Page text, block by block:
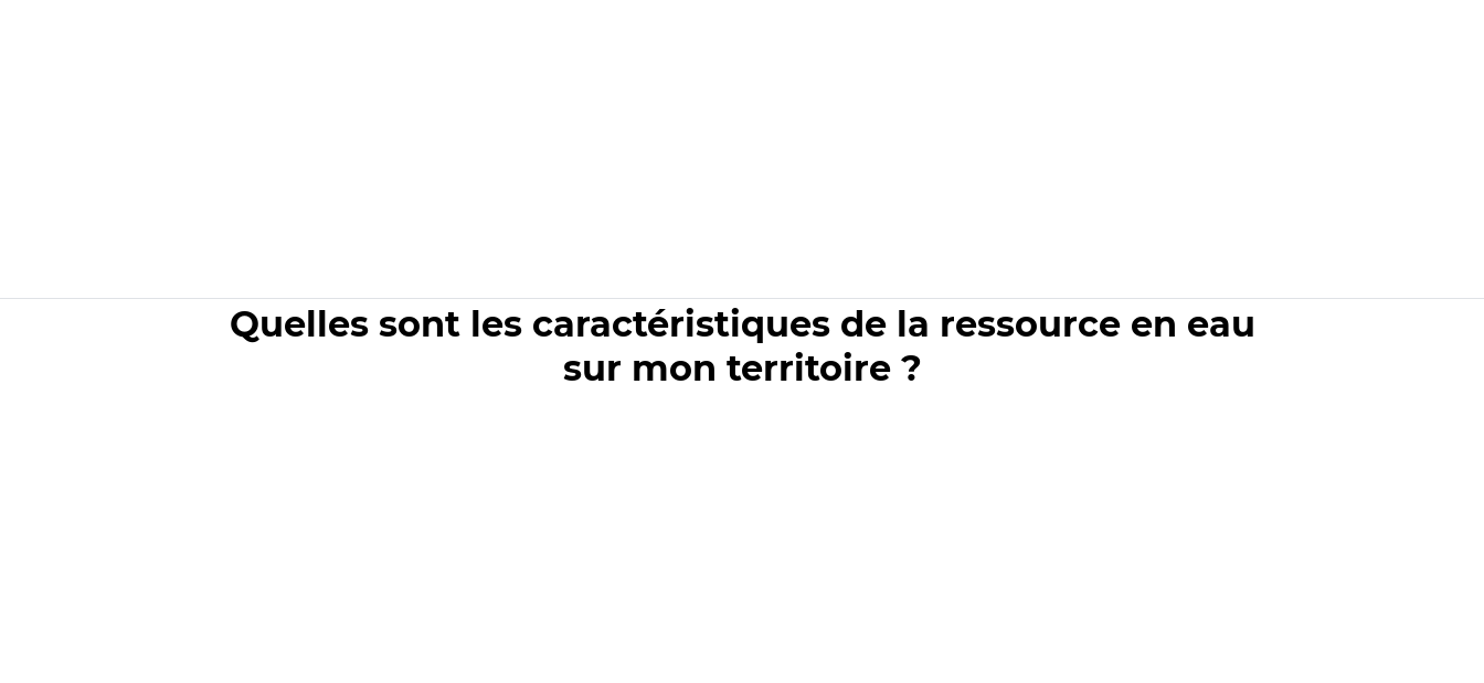
Quelles sont les caractéristiques de la ressource en eau
sur mon territoire ?